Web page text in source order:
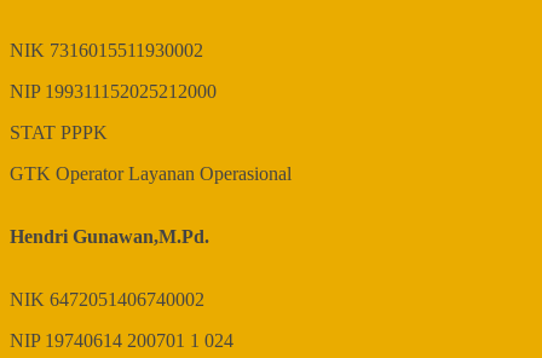
NIK 7316015511930002
NIP 199311152025212000
STAT PPPK
GTK Operator Layanan Operasional
Hendri Gunawan,M.Pd.
NIK 6472051406740002
NIP 19740614 200701 1 024